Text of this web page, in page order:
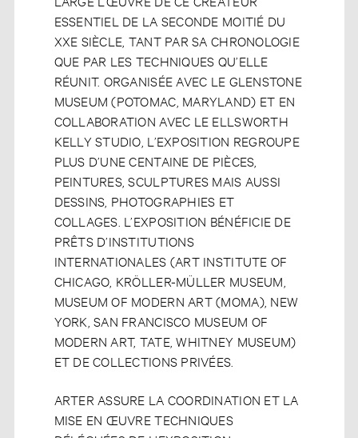
ESSENTIEL DE LA SECONDE MOITIÉ DU
XXE SIÈCLE, TANT PAR SA CHRONOLOGIE
QUE PAR LES TECHNIQUES QU’ELLE
RÉUNIT. ORGANISÉE AVEC LE GLENSTONE
MUSEUM (POTOMAC, MARYLAND) ET EN
COLLABORATION AVEC LE ELLSWORTH
KELLY STUDIO, L’EXPOSITION REGROUPE
PLUS D’UNE CENTAINE DE PIÈCES,
PEINTURES, SCULPTURES MAIS AUSSI
DESSINS, PHOTOGRAPHIES ET
COLLAGES. L’EXPOSITION BÉNÉFICIE DE
PRÊTS D’INSTITUTIONS
INTERNATIONALES (ART INSTITUTE OF
CHICAGO, KRÖLLER-MÜLLER MUSEUM,
MUSEUM OF MODERN ART (MOMA), NEW
YORK, SAN FRANCISCO MUSEUM OF
MODERN ART, TATE, WHITNEY MUSEUM)
ET DE COLLECTIONS PRIVÉES.
ARTER ASSURE LA COORDINATION ET LA
MISE EN ŒUVRE TECHNIQUES